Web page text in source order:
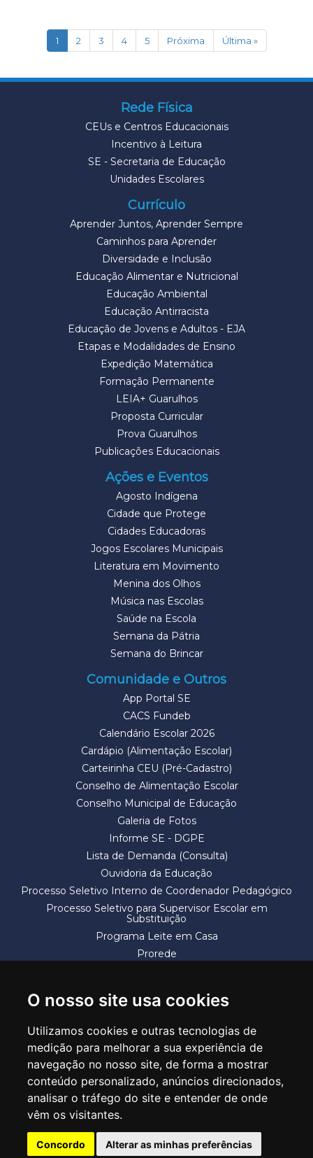
O nosso site usa cookies
Utilizamos cookies e outras tecnologias de
medição para melhorar a sua experiência de
navegação no nosso site, de forma a mostrar
conteúdo personalizado, anúncios direcionados,
analisar o tráfego do site e entender de onde
vêm os visitantes.
Concordo Alterar as minhas preferências
1(current)
2 3 4 5 Próxima Última »
Rede Física
CEUs e Centros Educacionais
Incentivo à Leitura
SE - Secretaria de Educação
Unidades Escolares
Currículo
Aprender Juntos, Aprender Sempre
Caminhos para Aprender
Diversidade e Inclusão
Educação Alimentar e Nutricional
Educação Ambiental
Educação Antirracista
Educação de Jovens e Adultos - EJA
Etapas e Modalidades de Ensino
Expedição Matemática
Formação Permanente
LEIA+ Guarulhos
Proposta Curricular
Prova Guarulhos
Publicações Educacionais
Ações e Eventos
Agosto Indígena
Cidade que Protege
Cidades Educadoras
Jogos Escolares Municipais
Literatura em Movimento
Menina dos Olhos
Música nas Escolas
Saúde na Escola
Semana da Pátria
Semana do Brincar
Comunidade e Outros
App Portal SE
CACS Fundeb
Calendário Escolar 2026
Cardápio (Alimentação Escolar)
Carteirinha CEU (Pré-Cadastro)
Conselho de Alimentação Escolar
Conselho Municipal de Educação
Galeria de Fotos
Informe SE - DGPE
Lista de Demanda (Consulta)
Ouvidoria da Educação
Processo Seletivo Interno de Coordenador Pedagógico
Processo Seletivo para Supervisor Escolar em
Substituição
Programa Leite em Casa
Prorede
SECRETARIA DE EDUCAÇÃO
Rua Claudino Barbosa, 313 - Macedo - Guarulhos/SP CEP 07113-040
Central de Atendimento: *55 11 2475-7300